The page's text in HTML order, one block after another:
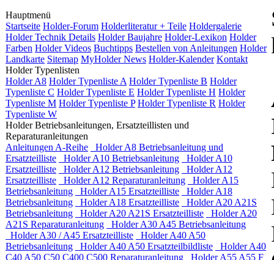
Hauptmenü
Startseite Holder-Forum Holderliteratur + Teile Holdergalerie
Holder Technik Details Holder Baujahre Holder-Lexikon Holder
Farben Holder Videos Buchtipps Bestellen von Anleitungen Holder
Landkarte Sitemap MyHolder News Holder-Kalender Kontakt
Holder Typenlisten
Holder A8 Holder Typenliste A Holder Typenliste B Holder
Typenliste C Holder Typenliste E Holder Typenliste H Holder
Typenliste M Holder Typenliste P Holder Typenliste R Holder
Typenliste W
Holder Betriebsanleitungen, Ersatzteillisten und
Reparaturanleitungen
Anleitungen A-Reihe
Holder A8 Betriebsanleitung und
Ersatzteilliste
Holder A10 Betriebsanleitung
Holder A10
Ersatzteilliste
Holder A12 Betriebsanleitung
Holder A12
Ersatzteilliste
Holder A12 Reparaturanleitung
Holder A15
Betriebsanleitung
Holder A15 Ersatzteilliste
Holder A18
Betriebsanleitung
Holder A18 Ersatzteilliste
Holder A20 A21S
Betriebsanleitung
Holder A20 A21S Ersatzteilliste
Holder A20
A21S Reparaturanleitung
Holder A30 A45 Betriebsanleitung
Holder A30 / A45 Ersatzteilliste
Holder A40 A50
Betriebsanleitung
Holder A40 A50 Ersatzteilbildliste
Holder A40
C40 A50 C50 C400 C500 Reparaturanleitung
Holder A55 A55 F